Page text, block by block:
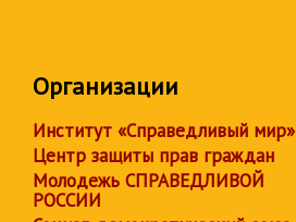
Организации
Институт «Справедливый мир»
Центр защиты прав граждан
Молодежь СПРАВЕДЛИВОЙ
РОССИИ